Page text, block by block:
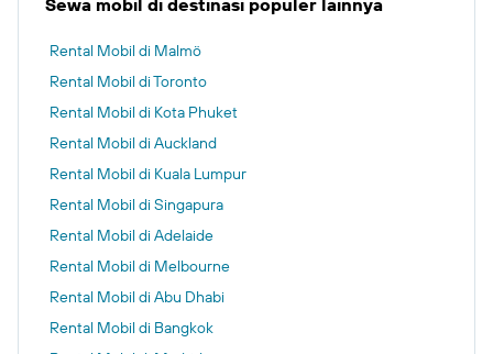
Sewa mobil di destinasi populer lainnya
Rental Mobil di Malmö
Rental Mobil di Toronto
Rental Mobil di Kota Phuket
Rental Mobil di Auckland
Rental Mobil di Kuala Lumpur
Rental Mobil di Singapura
Rental Mobil di Adelaide
Rental Mobil di Melbourne
Rental Mobil di Abu Dhabi
Rental Mobil di Bangkok